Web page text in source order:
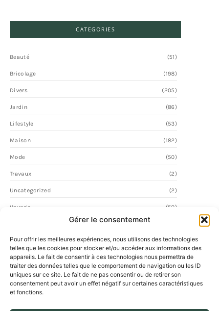
Gérer le consentement
Pour offrir les meilleures expériences, nous utilisons des technologies
telles que les cookies pour stocker et/ou accéder aux informations des
appareils. Le fait de consentir à ces technologies nous permettra de
traiter des données telles que le comportement de navigation ou les ID
uniques sur ce site. Le fait de ne pas consentir ou de retirer son
consentement peut avoir un effet négatif sur certaines caractéristiques
et fonctions.
CATEGORIES
Beauté (51)
Bricolage (198)
Divers (205)
Jardin (86)
Lifestyle (53)
Maison (182)
Mode (50)
Travaux (2)
Uncategorized (2)
Voyage (50)